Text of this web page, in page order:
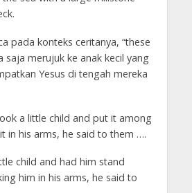
pada konteks ceritanya, “these
saja merujuk ke anak kecil yang
Yesus di tengah mereka
a little child and put it among
in his arms, he said to them ….
child and had him stand
him in his arms, he said to